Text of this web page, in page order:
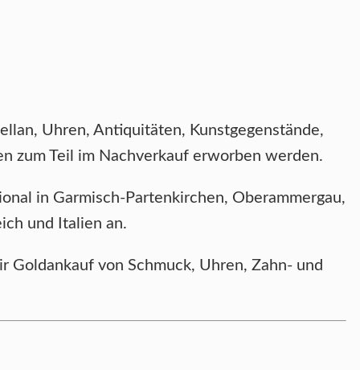
Uhren, Antiquitäten, Kunstgegenstände,
zum Teil im Nachverkauf erworben werden.
in Garmisch-Partenkirchen, Oberammergau,
und Italien an.
Goldankauf von Schmuck, Uhren, Zahn- und